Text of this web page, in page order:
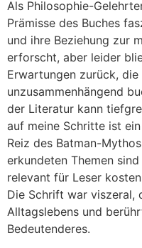
Als Philosophie-
Prämisse des Buches
und ihre Beziehung zur
erforscht, aber leider
Erwartungen zurück,
unzusammenhängend
der Literatur kann
auf meine Schritte ist
Reiz des Batman-
erkundeten Themen
relevant für Leser
Die Schrift war viszeral,
Alltagslebens und
Bedeutenderes.